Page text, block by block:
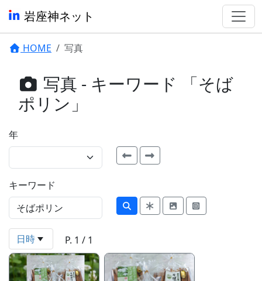
岩座神ネット
HOME 写真
写真 - キーワード 「そば
ポリン」
年
キーワード
日時 P. 1 / 1